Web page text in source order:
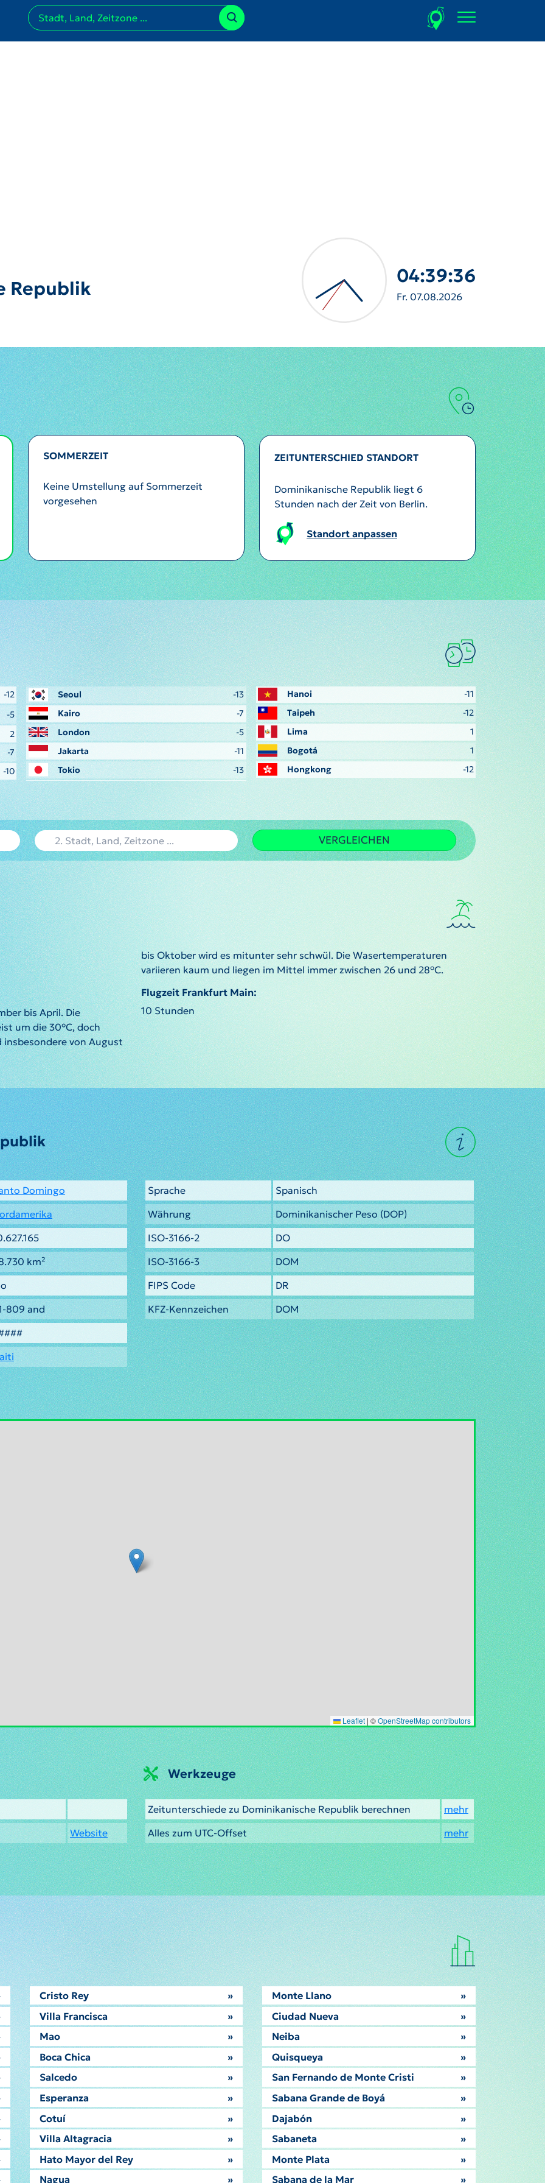
Republik
04:39:38
Fr. 07.08.2026
SOMMERZEIT
Keine Umstellung auf Sommerzeit
vorgesehen
ZEITUNTERSCHIED STANDORT
Dominikanische Republik liegt 6
Stunden nach der Zeit von Berlin.
Standort anpassen
-12
-5
2
-7
-10
Seoul
-13
Kairo
-7
London
-5
Jakarta
-11
Tokio
-13
Hanoi
-11
Taipeh
-12
Lima
1
Bogotá
1
Hongkong
-12
VERGLEICHEN
bis April. Die
um die 30°C, doch
von August
bis Oktober wird es mitunter sehr schwül. Die Wasertemperaturen
variieren kaum und liegen im Mittel immer zwischen 26 und 28°C.
Flugzeit Frankfurt Main:
10 Stunden
Domingo
km²
809 and
Sprache
Spanisch
Währung
Dominikanischer Peso (DOP)
ISO-3166-2
DO
ISO-3166-3
DOM
FIPS Code
DR
KFZ-Kennzeichen
DOM
Leaflet | ©OpenStreetMap contributors
Website
Werkzeuge
Zeitunterschiede zu Dominikanische Republik berechnen
mehr
Alles zum UTC-Offset
mehr
Cristo Rey
»
Villa Francisca
»
Mao
»
Boca Chica
»
Salcedo
»
Esperanza
»
Cotuí
»
Villa Altagracia
»
Hato Mayor del Rey
»
Nagua
»
Monte Llano
»
Ciudad Nueva
»
Neiba
»
Quisqueya
»
San Fernando de Monte Cristi
»
Sabana Grande de Boyá
»
Dajabón
»
Sabaneta
»
Monte Plata
»
Sabana de la Mar
»